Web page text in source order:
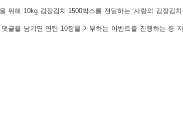
위해 10kg 김장김치 1500박스를 전달하는 ‘사랑의 김장김
글을 남기면 연탄 10장을 기부하는 이벤트를 진행하는 등